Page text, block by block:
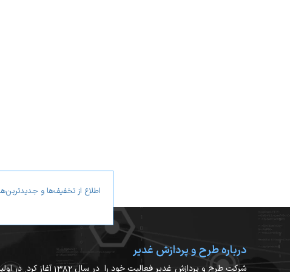
کنترل تردد مبتنی بر شبکه
شود، می‌توان به صورت آنلاین ترددها را
دیگر ویژگی ها
کوچکترین سیستم کنترل تردد مبتنی بر
اطلاع از تخفیف‌ها و
درباره طرح و پردازش غدیر
شرکت طرح و پردازش غدیر فعالیت خود را در سال ۱۳۸۲ آغاز